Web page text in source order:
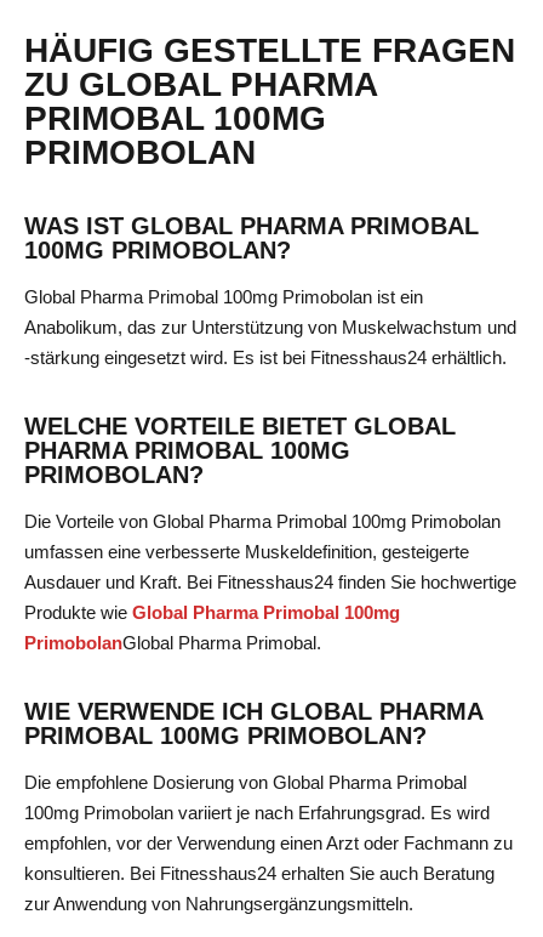
HÄUFIG GESTELLTE FRAGEN
ZU GLOBAL PHARMA
PRIMOBAL 100MG
PRIMOBOLAN
WAS IST GLOBAL PHARMA PRIMOBAL
100MG PRIMOBOLAN?
Global Pharma Primobal 100mg Primobolan ist ein
Anabolikum, das zur Unterstützung von Muskelwachstum und
-stärkung eingesetzt wird. Es ist bei Fitnesshaus24 erhältlich.
WELCHE VORTEILE BIETET GLOBAL
PHARMA PRIMOBAL 100MG
PRIMOBOLAN?
Die Vorteile von Global Pharma Primobal 100mg Primobolan
umfassen eine verbesserte Muskeldefinition, gesteigerte
Ausdauer und Kraft. Bei Fitnesshaus24 finden Sie hochwertige
Produkte wie Global Pharma Primobal 100mg
PrimobolanGlobal Pharma Primobal.
WIE VERWENDE ICH GLOBAL PHARMA
PRIMOBAL 100MG PRIMOBOLAN?
Die empfohlene Dosierung von Global Pharma Primobal
100mg Primobolan variiert je nach Erfahrungsgrad. Es wird
empfohlen, vor der Verwendung einen Arzt oder Fachmann zu
konsultieren. Bei Fitnesshaus24 erhalten Sie auch Beratung
zur Anwendung von Nahrungsergänzungsmitteln.